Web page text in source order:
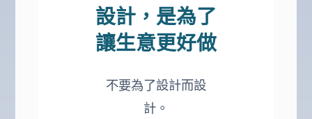
設計，是為了
讓生意更好做
不要為了設計而設
計。